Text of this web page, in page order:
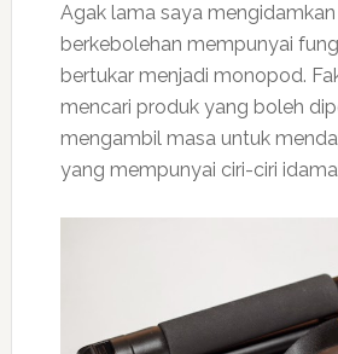
Agak lama saya
berkebolehan mempunyai
bertukar menjadi monopod.
mencari produk yang boleh
mengambil masa untuk
yang mempunyai ciri-ciri